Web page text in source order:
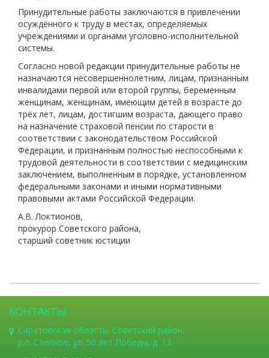
Принудительные работы заключаются в привлечении
осуждённого к труду в местах, определяемых
учреждениями и органами уголовно-исполнительной
системы.
Согласно новой редакции принудительные работы не
назначаются несовершеннолетним, лицам, признанным
инвалидами первой или второй группы, беременным
женщинам, женщинам, имеющим детей в возрасте до
трёх лет, лицам, достигшим возраста, дающего право
на назначение страховой пенсии по старости в
соответствии с законодательством Российской
Федерации, и признанным полностью неспособными к
трудовой деятельности в соответствии с медицинским
заключением, выполненным в порядке, установленном
федеральными законами и иными нормативными
правовыми актами Российской Федерации.
А.В. Локтионов,
прокурор Советского района,
старший советник юстиции
КОНТАКТЫ
Саратовская область, Советский район,
р.п. Степное, ул. 50 лет Победы, д. 13